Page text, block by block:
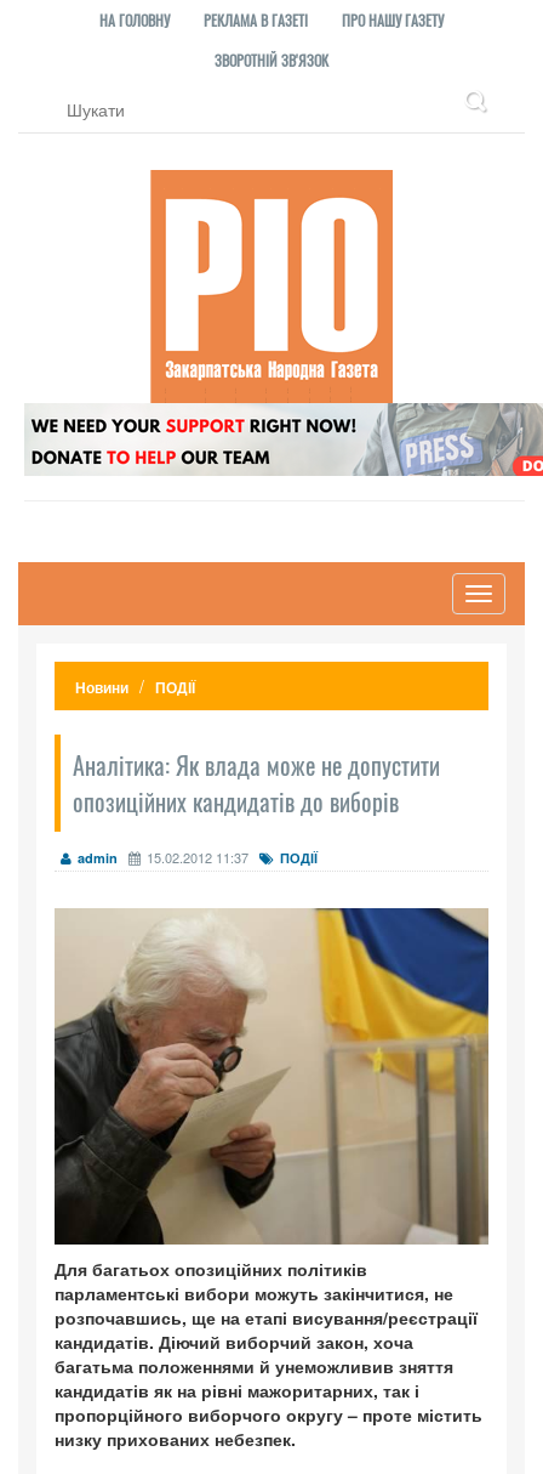
НА ГОЛОВНУ РЕКЛАМА В ГАЗЕТІ
ПРО НАШУ ГАЗЕТУ
ЗВОРОТНІЙ ЗВ'ЯЗОК
Toggle
Новини ПОДІЇ
Аналітика: Як влада може не допустити
опозиційних кандидатів до виборів
admin 15.02.2012 11:37 ПОДІЇ
Для багатьох опозиційних політиків
парламентські вибори можуть закінчитися, не
розпочавшись, ще на етапі висування/реєстрації
кандидатів. Діючий виборчий закон, хоча
багатьма положеннями й унеможливив зняття
кандидатів як на рівні мажоритарних, так і
пропорційного виборчого округу – проте містить
низку прихованих небезпек.